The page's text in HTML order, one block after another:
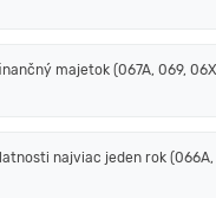
majetok (067A, 069,
najviac jeden rok (066A,